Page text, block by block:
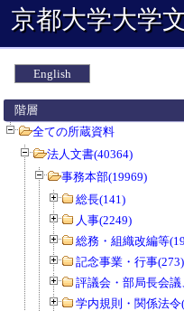
京都大学大学
English
階層
全ての所蔵資料
法人文書(40364)
事務本部(19969)
総長(141)
人事(2249)
総務・組織改編等
記念事業・行事(273)
評議会・部局長会議
学内規則・関係法令